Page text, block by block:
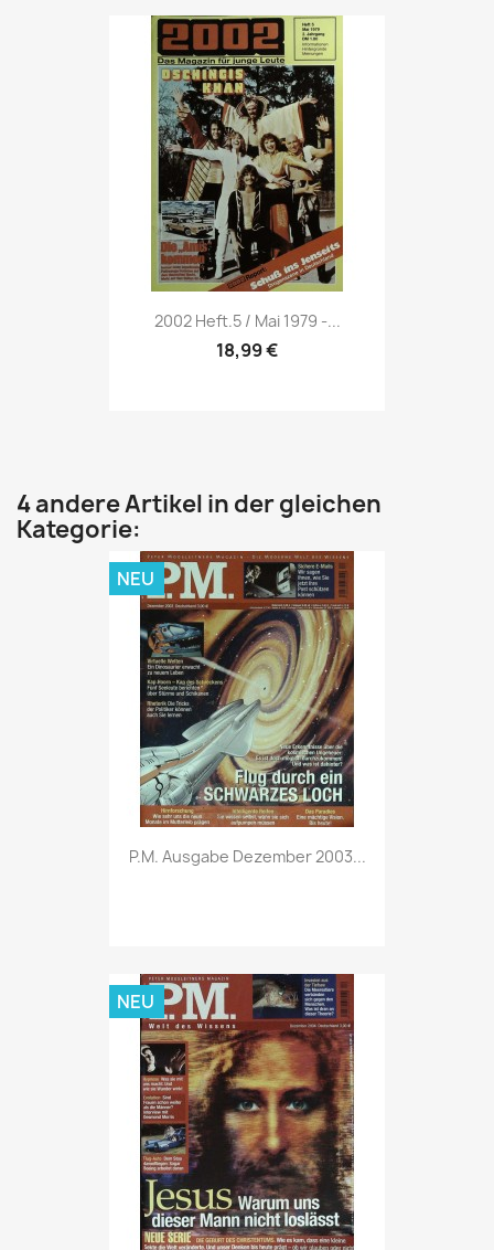
Vorschau
2002 Heft.5 / Mai 1979 -...
18,99 €
4 andere Artikel in der gleichen
Kategorie:
Vorschau
P.M. Ausgabe Dezember 2003...
NEU
NEU